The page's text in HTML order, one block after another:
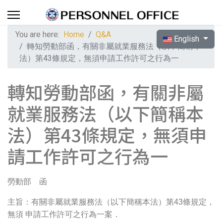
Select your
English
You are here: Home
Q&A
轉知勞動部函，有關非屬就業服務法（以下簡稱本
法）第43條規定，無須申請工作許可之行為一
轉知勞動部函，有關非屬
就業服務法（以下簡稱本
法）第43條規定，無須申
請工作許可之行為一
勞動部 函
主旨：有關非屬就業服務法（以下簡稱本法）第43條規定，
無須 申請工作許可之行為一案．